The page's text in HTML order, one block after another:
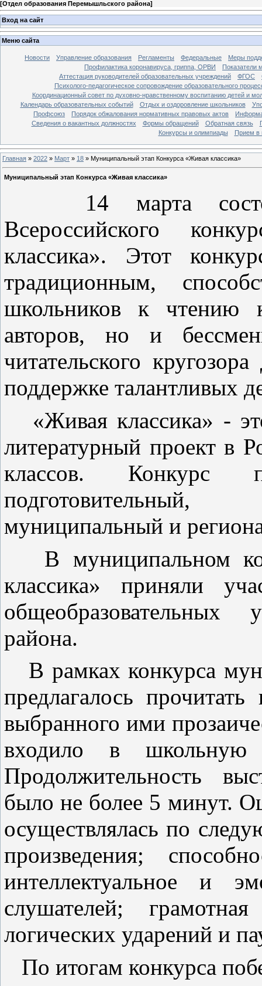
[Отдел образования Перемышльского района]
Вход на сайт
Меню сайта
Новости Управление образования Регламенты Федеральные
Меры
Профилактика коронавируса, гриппа, ОРВИ
Показатели
Аттестация руководителей образовательных учреждений
ФГОС
Психолого-педагогическое сопровождение образовательного
Координационный совет по духовно-нравственному воспитанию детей и
Календарь образовательных событий
Отдых и оздоровление школьников
Профсоюз
Порядок обжалования нормативных правовых актов
Сведения о вакантных должностях
Формы обращений Обратная связь
Конкурсы и олимпиады
Прием в
Главная » 2022 » Март » 18 » Муниципальный этап Конкурса «Живая классика»
Муниципальный этап Конкурса «Живая классика»
14 марта
Всероссийского
классика». Этот
традиционным,
школьников к чтению
авторов, но и
читательского
поддержке талантливых
«Живая классика» -
литературный проект в
классов.
муниципальный и
В муниципальном
классика» приняли
общеобразовательных
района.
В рамках конкурса
предлагалось
выбранного ими
входило в школьную
Продолжительность
было не более 5 минут.
осуществлялась по
произведения;
интеллектуальное и
слушателей;
логических ударений и
По итогам конкурса